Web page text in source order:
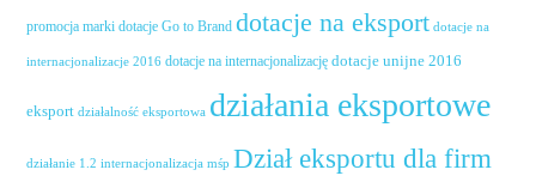
promocja marki dotacje Go to Brand dotacje na eksport dotacje na
internacjonalizacje 2016 dotacje na internacjonalizację dotacje unijne 2016
eksport działalność eksportowa działania eksportowe
działanie 1.2 internacjonalizacja mśp Dział eksportu dla firm